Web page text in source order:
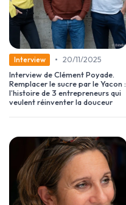
Interview • 20/11/2025
Interview de Clément Poyade.
Remplacer le sucre par le Yacon :
l’histoire de 3 entrepreneurs qui
veulent réinventer la douceur